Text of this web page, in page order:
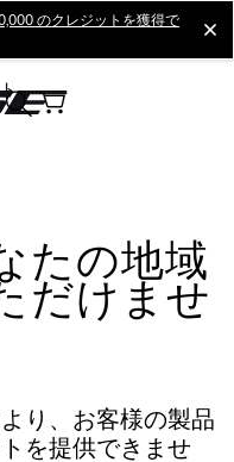
のクレジットを獲得で
たの地域
だけませ
り、お客様の製品
を提供できませ